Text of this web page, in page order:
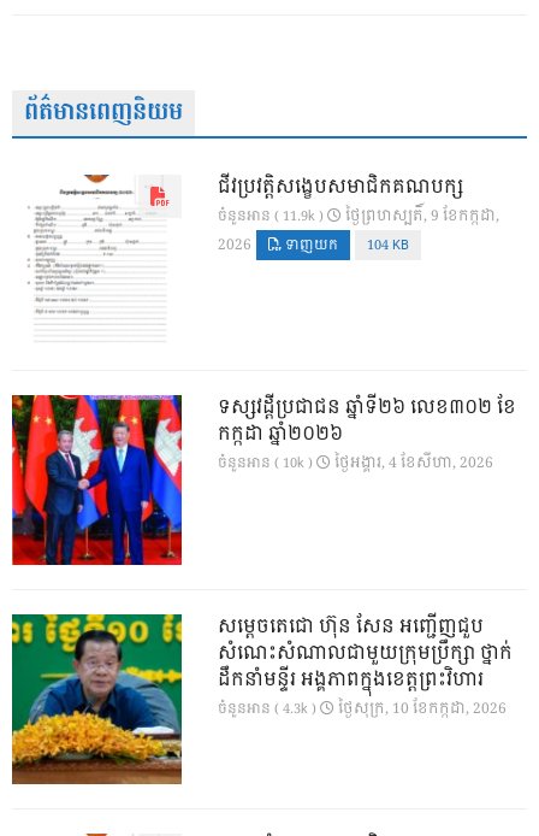
ព័ត៌មានពេញនិយម
ជីវប្រវត្តិសង្ខេបសមាជិកគណបក្ស
ចំនួនអាន ( 11.9k )
ថ្ងៃ​ព្រហស្បតិ៍, 9 ខែ​កក្កដា,
2026
ទាញយក 104 KB
ទស្សវដ្តីប្រជាជន ឆ្នាំទី២៦ លេខ៣០២ ខែ
កក្កដា ឆ្នាំ២០២៦
ចំនួនអាន ( 10k ) ថ្ងៃ​អង្គារ, 4 ខែ​សីហា, 2026
សម្តេចតេជោ ហ៊ុន សែន អញ្ជើញជួប
សំណេះសំណាលជាមួយក្រុមប្រឹក្សា ថ្នាក់
ដឹកនាំមន្ទីរ អង្គភាពក្នុងខេត្តព្រះវិហារ
ចំនួនអាន ( 4.3k ) ថ្ងៃ​សុក្រ, 10 ខែ​កក្កដា, 2026